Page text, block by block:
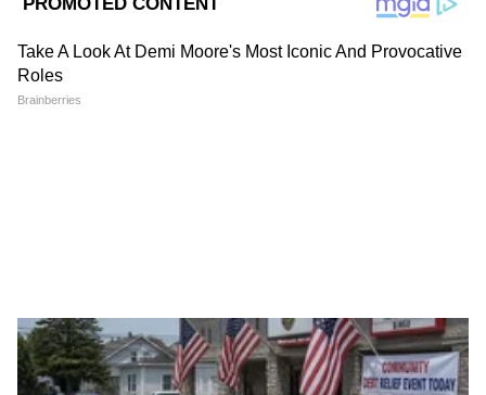
Add Asianetnews Marathi as a
सरकारकडून गेल्या काही महिन्यांपासून लाभार्थी महिलांची
ई-केवायसी आणि कागदपत्रांची तपासणी सुरू होती. अंतिम